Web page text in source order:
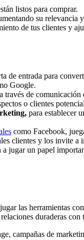
listos para comprar.
su relevancia
de tus clientes y
de entrada para
Google.
de
o clientes
para establecer
como Facebook,
clientes y los invite
jugar un papel
las herramientas
duraderas con
campañas de